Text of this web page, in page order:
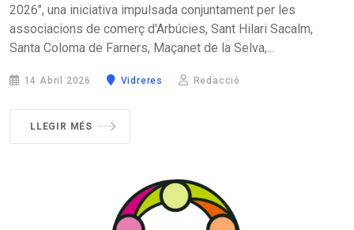
2026", una iniciativa impulsada conjuntament per les
associacions de comerç d'Arbúcies, Sant Hilari Sacalm,
Santa Coloma de Farners, Maçanet de la Selva,...
14 Abril 2026 Vidreres Redacció
LLEGIR MÉS